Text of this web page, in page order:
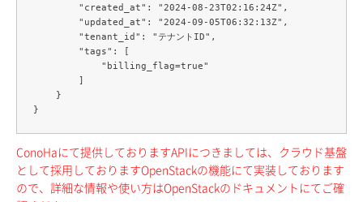
        "created_at": "2024-08-23T02:16:24Z",
        "updated_at": "2024-09-05T06:32:13Z",
        "tenant_id": "テナントID",
        "tags": [
            "billing_flag=true"
        ]
    }
ConoHaにて提供しておりますAPIにつきましては、クラウド基盤
として採用しておりますOpenStackの機能にて実装しております
ので、詳細な情報や使い方はOpenStackのドキュメントにてご確